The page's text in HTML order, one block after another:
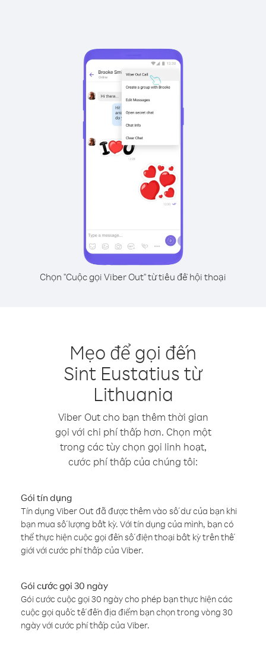
Chọn "Cuộc gọi Viber Out" từ tiêu đề hội thoại
Mẹo để gọi đến
Sint Eustatius từ
Lithuania
Viber Out cho bạn thêm thời gian
gọi với chi phí thấp hơn. Chọn một
trong các tùy chọn gọi linh hoạt,
cước phí thấp của chúng tôi:
Gói tín dụng
Tín dụng Viber Out đã được thêm vào số dư của bạn khi
bạn mua số lượng bất kỳ. Với tín dụng của mình, bạn có
thể thực hiện cuộc gọi đến số điện thoại bất kỳ trên thế
giới với cước phí thấp của Viber.
Gói cước gọi 30 ngày
Gói cước cuộc gọi 30 ngày cho phép bạn thực hiện các
cuộc gọi quốc tế đến địa điểm bạn chọn trong vòng 30
ngày với cước phí thấp của Viber.